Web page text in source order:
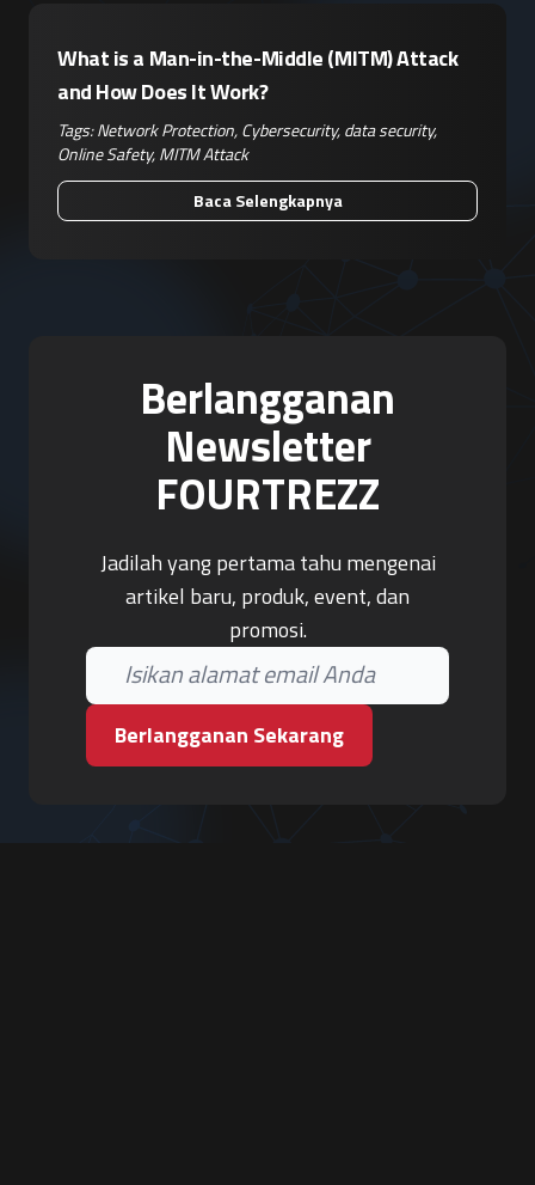
What is a Man-in-the-Middle (MITM) Attack
and How Does It Work?
Tags:Network Protection,Cybersecurity,data security,
Online Safety,MITM Attack
Baca Selengkapnya
Berlangganan
Newsletter
FOURTREZZ
Jadilah yang pertama tahu mengenai
artikel baru, produk, event, dan
promosi.
Berlangganan Sekarang